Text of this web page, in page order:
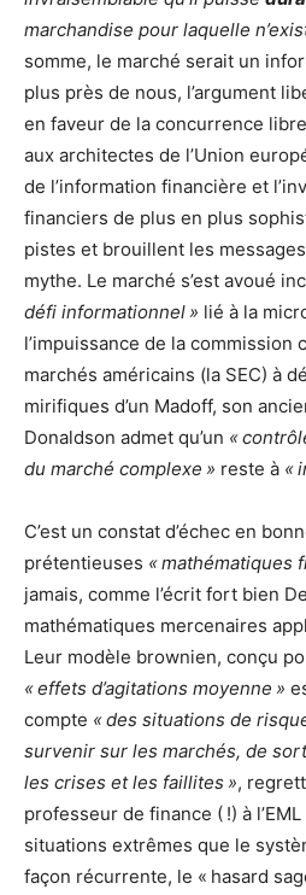
marchandise pour laquelle
somme, le marché serait un
plus près de nous, l’argument
en faveur de la concurrence
aux architectes de l’Union
de l’information financière et
financiers de plus en plus
pistes et brouillent les
mythe. Le marché s’est avoué
défi informationnel » lié à la
l’impuissance de la
marchés américains (la SEC) à
mirifiques d’un Madoff, son
Donaldson admet qu’un «
du marché complexe » reste à «
C’est un constat d’échec en
prétentieuses « mathématiques
jamais, comme l’écrit fort bien
mathématiques mercenaires
Leur modèle brownien, conçu
« effets d’agitations moyenne »
compte « des situations de
survenir sur les marchés, de
les crises et les faillites »,
professeur de finance ( !) à
situations extrêmes que le
façon récurrente, le « hasard